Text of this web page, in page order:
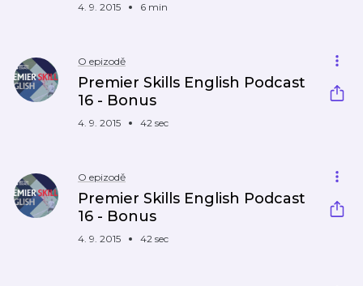
4. 9. 2015 6 min
O epizodě
Premier Skills English Podcast
16 - Bonus
4. 9. 2015 42 sec
O epizodě
Premier Skills English Podcast
16 - Bonus
4. 9. 2015 42 sec